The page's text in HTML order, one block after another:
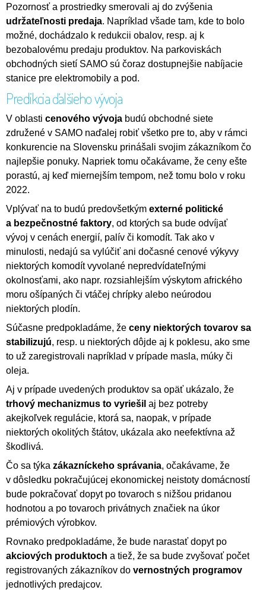
Pozornosť a prostriedky smerovali aj do zvýšenia
udržateľnosti predaja. Napríklad všade tam, kde to bolo
možné, dochádzalo k redukcii obalov, resp. aj k
bezobalovému predaju produktov. Na parkoviskách
obchodných sietí SAMO sú čoraz dostupnejšie nabíjacie
stanice pre elektromobily a pod.
Predikcia ďalšieho vývoja
V oblasti cenového vývoja budú obchodné siete
združené v SAMO naďalej robiť všetko pre to, aby v rámci
konkurencie na Slovensku prinášali svojim zákazníkom čo
najlepšie ponuky. Napriek tomu očakávame, že ceny ešte
porastú, aj keď miernejším tempom, než tomu bolo v roku
2022.
Vplývať na to budú predovšetkým externé politické
a bezpečnostné faktory, od ktorých sa bude odvíjať
vývoj v cenách energií, palív či komodít. Tak ako v
minulosti, nedajú sa vylúčiť ani dočasné cenové výkyvy
niektorých komodít vyvolané nepredvídateľnými
okolnosťami, ako napr. rozsiahlejším výskytom afrického
moru ošípaných či vtáčej chrípky alebo neúrodou
niektorých plodín.
Súčasne predpokladáme, že ceny niektorých tovarov sa
stabilizujú, resp. u niektorých dôjde aj k poklesu, ako sme
to už zaregistrovali napríklad v prípade masla, múky či
oleja.
Aj v prípade uvedených produktov sa opäť ukázalo, že
trhový mechanizmus to vyriešil aj bez potreby
akejkoľvek regulácie, ktorá sa, naopak, v prípade
niektorých okolitých štátov, ukázala ako neefektívna až
škodlivá.
Čo sa týka zákazníckeho správania, očakávame, že
v dôsledku pokračujúcej ekonomickej neistoty domácností
bude pokračovať dopyt po tovaroch s nižšou pridanou
hodnotou a po tovaroch privátnych značiek na úkor
prémiových výrobkov.
Rovnako predpokladáme, že bude narastať dopyt po
akciových produktoch a tiež, že sa bude zvyšovať počet
registrovaných zákazníkov do vernostných programov
jednotlivých predajcov.